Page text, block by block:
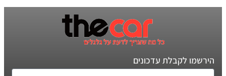
הירשמו לקבלת עדכונים